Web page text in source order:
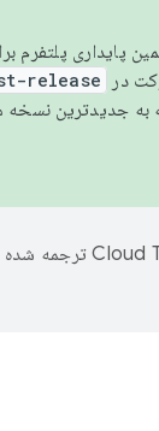
تضمین پایداری
release
ترجمه شده